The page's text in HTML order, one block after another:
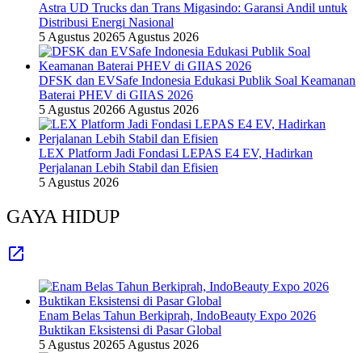
Astra UD Trucks dan Trans Migasindo: Garansi Andil untuk
Distribusi Energi Nasional
5 Agustus 20265 Agustus 2026
DFSK dan EVSafe Indonesia Edukasi Publik Soal Keamanan
Baterai PHEV di GIIAS 2026
5 Agustus 20266 Agustus 2026
LEX Platform Jadi Fondasi LEPAS E4 EV, Hadirkan
Perjalanan Lebih Stabil dan Efisien
5 Agustus 2026
GAYA HIDUP
Enam Belas Tahun Berkiprah, IndoBeauty Expo 2026
Buktikan Eksistensi di Pasar Global
5 Agustus 20265 Agustus 2026